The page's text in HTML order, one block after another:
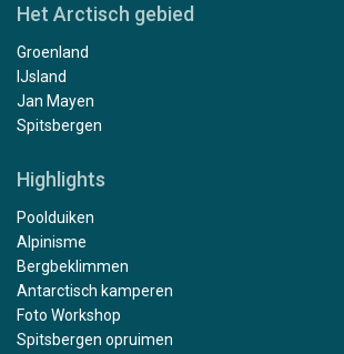
Het Arctisch gebied
Groenland
IJsland
Jan Mayen
Spitsbergen
Highlights
Poolduiken
Alpinisme
Bergbeklimmen
Antarctisch kamperen
Foto Workshop
Spitsbergen opruimen